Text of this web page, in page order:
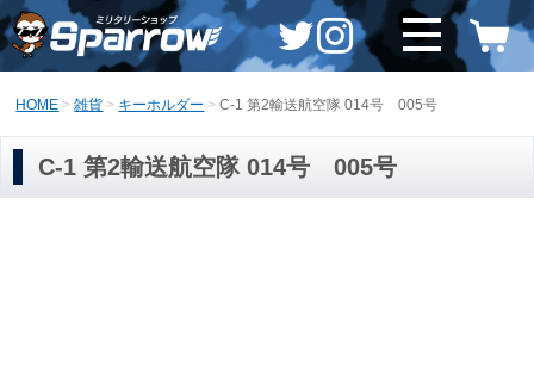
HOME 雑貨 キーホルダー C-1 第2輸送航空隊 014号 005号
C-1 第2輸送航空隊 014号 005号